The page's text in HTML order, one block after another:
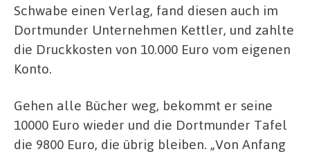
Schwabe einen Verlag, fand diesen auch im
Dortmunder Unternehmen Kettler, und zahlte
die Druckkosten von 10.000 Euro vom eigenen
Konto.
Gehen alle Bücher weg, bekommt er seine
10000 Euro wieder und die Dortmunder Tafel
die 9800 Euro, die übrig bleiben. „Von Anfang